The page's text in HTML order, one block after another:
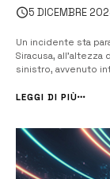
5 DICEMBRE
Un incidente sta
Siracusa,
sinistro, avvenuto
per diversi
LEGGI DI PIÙ